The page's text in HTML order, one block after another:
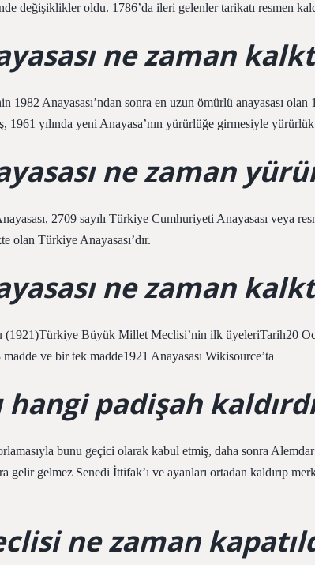
değişiklikler oldu. 1786’da ileri gelenler tarikatı resmen
ne zaman
1982 Anayasası’ndan sonra en uzun ömürlü anayasası olan
1961 yılında yeni Anayasa’nın yürürlüğe girmesiyle
ne zaman
2709 sayılı Türkiye Cumhuriyeti Anayasası veya
olan Türkiye Anayasası’dır.
ne zaman
(1921)Türkiye Büyük Millet Meclisi’nin ilk üyeleriTarih20
madde ve bir tek madde1921 Anayasası Wikisource’ta
hangi padişah
bunu geçici olarak kabul etmiş, daha sonra
gelir gelmez Senedi İttifak’ı ve ayanları ortadan kaldırıp
ne zaman